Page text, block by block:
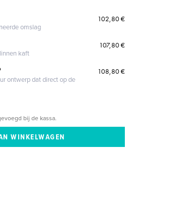
omslag
102,80 €
kaft
107,80 €
ontwerp dat direct op de
108,80 €
bij de kassa.